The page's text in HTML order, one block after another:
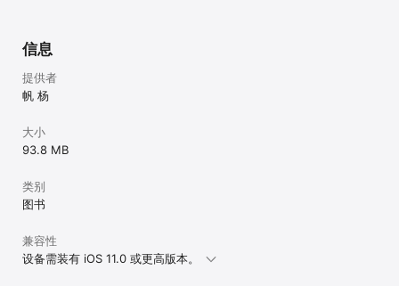
信息
提供者
帆 杨
大小
93.8 MB
类别
图书
兼容性
设备需装有 iOS 11.0 或更高版本。